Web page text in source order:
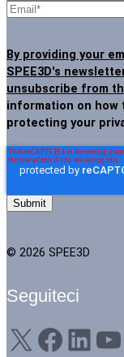
By providing your
SPEE3D's
unsubscribe from
information on how
protecting your
© 2026 SPEE3D
Seguiteci
X Facebook LinkedIn YouTube